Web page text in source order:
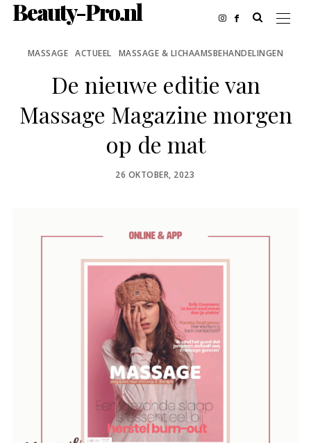
Beauty-Pro.nl
MASSAGE ACTUEEL MASSAGE & LICHAAMSBEHANDELINGEN
De nieuwe editie van
Massage Magazine morgen
op de mat
POSTED
26 OKTOBER, 2023